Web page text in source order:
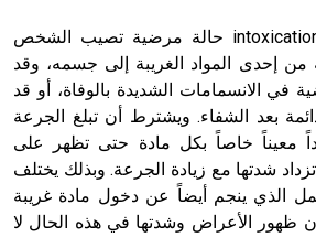
- هل تعلم أن أبجر Abgar اسم معروف جيداً يعود إلى عدد من
مدينة إديسا (الرها) من أبجر الأول وحتى
إلى أسرة أوسروين
الانسمامات الانسمام intoxication حالة مرضية تصيب الشخص
من إحدى المواد الغريبة إلى جسمه، وقد
في الانسمامات الشديدة بالوفاة، أو قد
بعد الشفاء. ويشترط أن تبلغ الجرعة
معيناً خاصاً بكل مادة حتى تظهر على
شدتها مع زيادة الجرعة. وبذلك يختلف
الذي ينجم أيضاً عن دخول مادة غريبة
ظهور الأعراض وشدتها في هذه الحال لا